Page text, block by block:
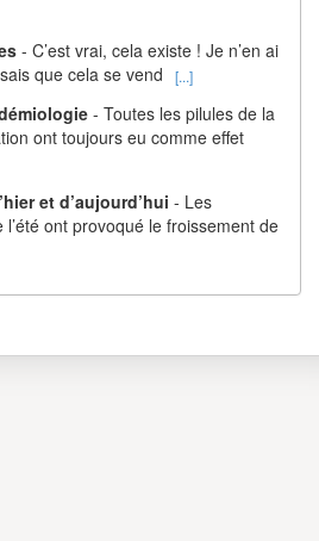
- C’est vrai, cela existe ! Je n’en ai
que cela se vend
[...]
- Toutes les pilules de la
ont toujours eu comme effet
et d’aujourd’hui - Les
ont provoqué le froissement de